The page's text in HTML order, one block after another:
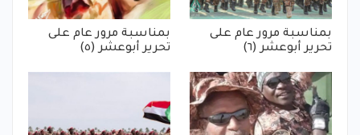
بمناسبة مرور عام على
تحرير أبوعشر (٦)
بمناسبة مرور عام على
تحرير أبوعشر (٥)